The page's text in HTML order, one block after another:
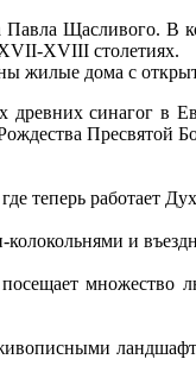
Павла Щасливого. В
XVIII столетиях.
жилые дома с
древних синагог в
Пресвятой
теперь работает
и
множество
живописными